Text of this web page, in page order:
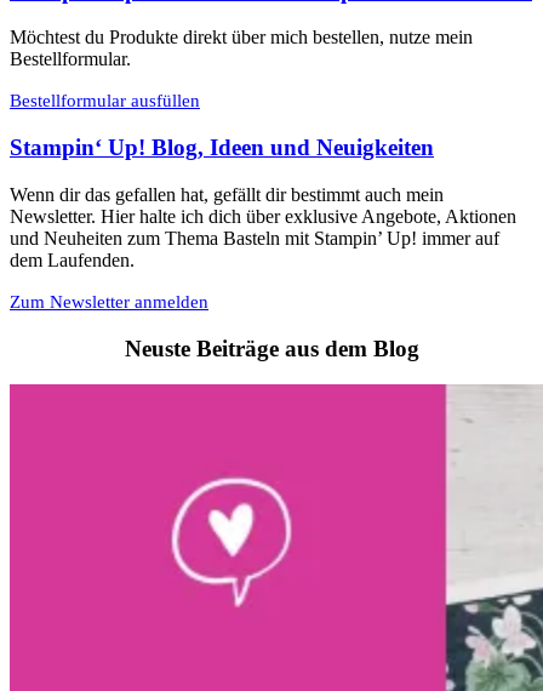
Möchtest du Produkte direkt über mich bestellen, nutze mein
Bestellformular.
Bestellformular ausfüllen
Stampin‘ Up! Blog, Ideen und Neuigkeiten
Wenn dir das gefallen hat, gefällt dir bestimmt auch mein
Newsletter. Hier halte ich dich über exklusive Angebote, Aktionen
und Neuheiten zum Thema Basteln mit Stampin’ Up! immer auf
dem Laufenden.
Zum Newsletter anmelden
Neuste Beiträge aus dem Blog